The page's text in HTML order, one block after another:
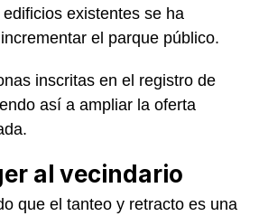
existentes se ha
el parque público.
inscritas en el registro de
así a ampliar la oferta
al vecindario
que el tanteo y retracto es una